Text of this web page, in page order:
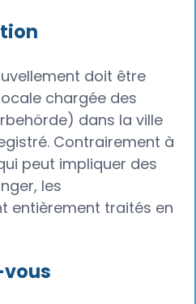
doit être
chargée des
dans la ville
Contrairement à
peut impliquer des
les
entièrement traités en
vous